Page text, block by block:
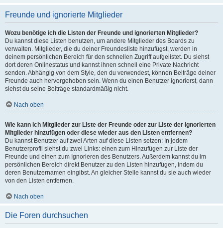
Freunde und ignorierte Mitglieder
Wozu benötige ich die Listen der Freunde und ignorierten Mitglieder?
Du kannst diese Listen benutzen, um andere Mitglieder des Boards zu
verwalten. Mitglieder, die du deiner Freundesliste hinzufügst, werden in
deinem persönlichen Bereich für den schnellen Zugriff aufgelistet. Du siehst
dort deren Onlinestatus und kannst ihnen schnell eine Private Nachricht
senden. Abhängig von dem Style, den du verwendest, können Beiträge deiner
Freunde auch hervorgehoben sein. Wenn du einen Benutzer ignorierst, dann
siehst du seine Beiträge standardmäßig nicht.
Nach oben
Wie kann ich Mitglieder zur Liste der Freunde oder zur Liste der ignorierten
Mitglieder hinzufügen oder diese wieder aus den Listen entfernen?
Du kannst Benutzer auf zwei Arten auf diese Listen setzen: In jedem
Benutzerprofil siehst du zwei Links: einen zum Hinzufügen zur Liste der
Freunde und einen zum Ignorieren des Benutzers. Außerdem kannst du im
persönlichen Bereich direkt Benutzer zu den Listen hinzufügen, indem du
deren Benutzernamen eingibst. An gleicher Stelle kannst du sie auch wieder
von den Listen entfernen.
Nach oben
Die Foren durchsuchen